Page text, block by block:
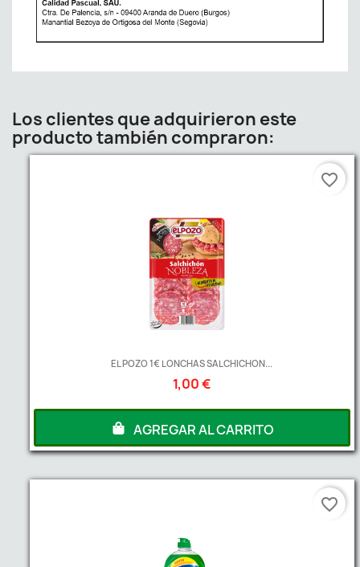
Los clientes que adquirieron este
producto también compraron:
EL POZO 1€ LONCHAS SALCHICHON...
1,00 €
AGREGAR AL CARRITO
favorite_border
favorite_border